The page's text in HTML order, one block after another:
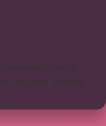
nttgame Sitemap